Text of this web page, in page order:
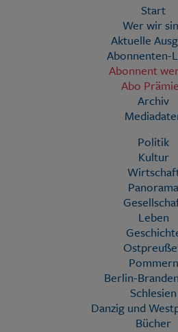
Start
Wer wir
Aktuelle
Abonnenten-
Abonnent
Abo
Archiv
Politik
Kultur
Panorama
Leben
Pommern
Berlin-
Schlesien
Danzig und
Bücher